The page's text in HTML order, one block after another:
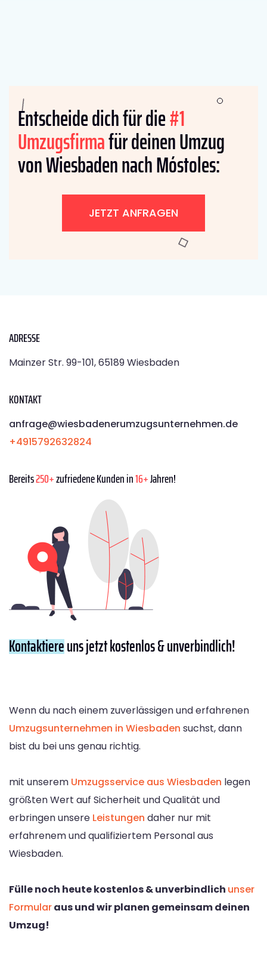
Entscheide dich für die#1
Umzugsfirmafür deinen Umzug
von Wiesbaden nach Móstoles:
JETZT ANFRAGEN
ADRESSE
Mainzer Str. 99-101, 65189 Wiesbaden
KONTAKT
anfrage@wiesbadenerumzugsunternehmen.de
+4915792632824
Bereits250+zufriedene Kunden in16+Jahren!
Kontaktiereuns jetzt kostenlos & unverbindlich!
Wenn du nach einem zuverlässigen und erfahrenen
Umzugsunternehmen in Wiesbaden suchst, dann
bist du bei uns genau richtig.
mit unserem Umzugsservice aus Wiesbaden legen
größten Wert auf Sicherheit und Qualität und
erbringen unsere Leistungen daher nur mit
erfahrenem und qualifiziertem Personal aus
Wiesbaden.
Fülle noch heute kostenlos & unverbindlich unser
Formularaus und wir planen gemeinsam deinen
Umzug!